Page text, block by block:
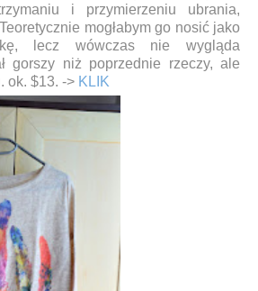
i przymierzeniu ubrania,
mogłabym go nosić jako
lecz wówczas nie wygląda
gorszy niż poprzednie rzeczy, ale
ok. $13. -> KLIK